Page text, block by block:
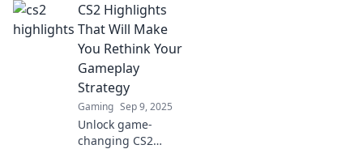
the world in awe!
Don't miss these
unforgettable
moments when
every shot
mattered.
CS2 Highlights
That Will Make
You Rethink Your
Gameplay
Strategy
Gaming Sep 9, 2025
Unlock game-
changing CS2